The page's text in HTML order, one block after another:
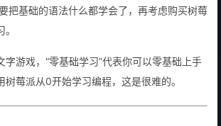
把基础的语法什么都学会了，再考虑购买树莓
字游戏，“零基础学习”代表你可以零基础上手
树莓派从0开始学习编程，这是很难的。